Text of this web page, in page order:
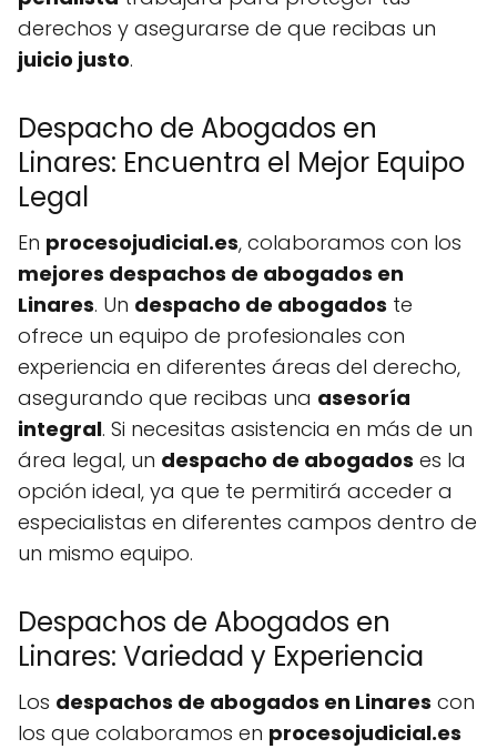
derechos y asegurarse de que recibas un
juicio justo.
Despacho de Abogados en
Linares: Encuentra el Mejor Equipo
Legal
En procesojudicial.es, colaboramos con los
mejores despachos de abogados en
Linares. Un despacho de abogados te
ofrece un equipo de profesionales con
experiencia en diferentes áreas del derecho,
asegurando que recibas una asesoría
integral. Si necesitas asistencia en más de un
área legal, un despacho de abogados es la
opción ideal, ya que te permitirá acceder a
especialistas en diferentes campos dentro de
un mismo equipo.
Despachos de Abogados en
Linares: Variedad y Experiencia
Los despachos de abogados en Linares con
los que colaboramos en procesojudicial.es